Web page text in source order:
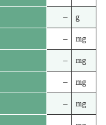
– g
– mg
– mg
– mg
– mg